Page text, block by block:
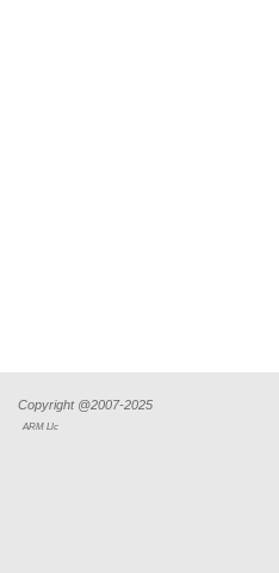
Copyright @2007-2025
ARM Llc